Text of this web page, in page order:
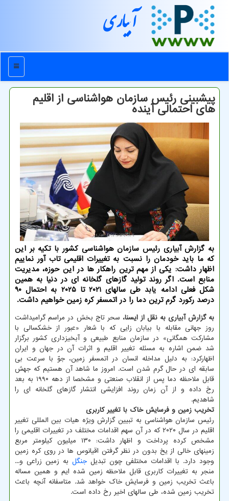
آبیاری
منو
پیشبینی رئیس سازمان هواشناسی از اقلیم
های احتمالی آینده
به گزارش آبیاری رئیس سازمان هواشناسی کشور با تکیه بر این
که ما باید خودمان را نسبت به تغییرات اقلیمی تاب آور نماییم
اظهار داشت: یکی از مهم ترین راهکار ها در این حوزه، مدیریت
منابع است. اگر روند تولید گازهای گلخانه ای در دنیا به همین
شکل فعلی ادامه یابد طی سالهای ۲۰۲۱ تا ۲۰۲۵ به احتمال ۹۰
درصد رکورد گرم ترین دما را در اتمسفر کره زمین خواهیم داشت.
به گزارش آبیاری به نقل از ایسنا، سحر تاج بخش در مراسم گرامیداشت
روز جهانی مقابله با بیابان زایی که با شعار «عبور از خشکسالی با
مشارکت همگانی» در سازمان منابع طبیعی و آبخیزداری کشور برگزار
شد ضمن اشاره به مسئله تغییر اقلیم و اثرات آن در جهان و ایران
اظهارکرد: به دلیل مداخله انسان در اتمسفر زمین، جوّ با سرعت بی
سابقه ای در حال گرم شدن است. امروز ما شاهد آن هستیم که جهش
قابل ملاحظه دما پس از انقلاب صنعتی و مشخصا از دهه ۱۹۹۰ به بعد
رخ داده و از آن زمان روند افزایشی انتشار گازهای گلخانه ای را
شاهدیم.
تخریب زمین و فرسایش خاک با تغییر کاربری
رئیس سازمان هواشناسی به تبیین گزارش ویژه هیات بین المللی تغییر
اقلیم در سال ۲۰۲۰ که در آن سهم اقدامات مختلف در تغییرات اقلیمی را
مشخص کرده پرداخت و اظهار داشت: ۱۳۰ میلیون کیلومتر مربع
زمینهای خالی از یخ بدون در نظر گرفتن اقیانوس ها در روی کره زمین
وجود دارد. با اقدامات مختلفی چون تبدیل جنگل به زمین زراعی و...
منجر به تغییرات کاربری قابل ملاحظه زمین شده ایم و همین مساله
باعث تخریب زمین و فرسایش خاک خواهد شد. متاسفانه آنچه باعث
تخریب زمین شده، طی سالهای اخیر رخ داده است.